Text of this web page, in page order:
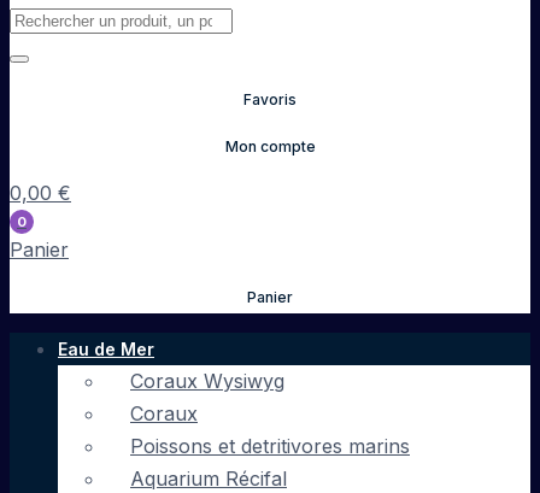
Favoris
Mon compte
0,00 €
0
Panier
Panier
Eau de Mer
Coraux Wysiwyg
Coraux
Poissons et detritivores marins
Aquarium Récifal